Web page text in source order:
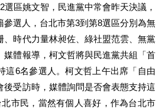
區姚文智，民進黨中常會昨天決議，
選人，台北市第3到第8選區分別為無
、時代力量林昶佐、綠社盟范雲、無黨
媒體報導，柯文哲將與民進黨共組「首
這6名參選人。柯文哲上午出席「自由
後受訪時，媒體詢問是否會表態支持這
市民，當然有個人喜好，作為台北市